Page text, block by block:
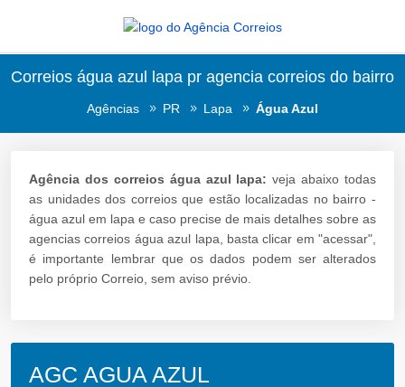
Correios água azul lapa pr agencia correios do bairro
Agências PR Lapa Água Azul
Agência dos correios água azul lapa: veja abaixo todas
as unidades dos correios que estão localizadas no bairro -
água azul em lapa e caso precise de mais detalhes sobre as
agencias correios água azul lapa, basta clicar em "acessar",
é importante lembrar que os dados podem ser alterados
pelo próprio Correio, sem aviso prévio.
AGC AGUA AZUL